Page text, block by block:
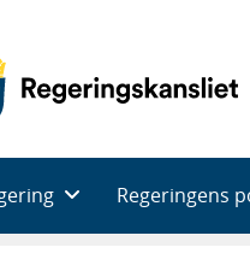
Regeringens